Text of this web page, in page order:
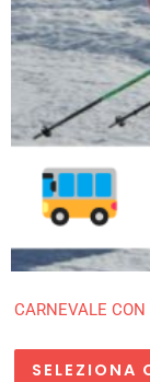
CARNEVALE
SELEZIONA